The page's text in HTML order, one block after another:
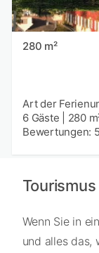
280 m²
Art der
6 Gäste
280
Bewertungen: 5
Wenn Sie in
und alles das,